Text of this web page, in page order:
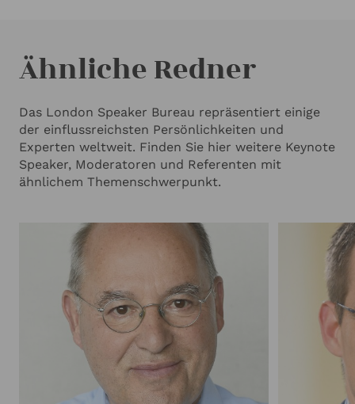
Ähnliche Redner
Das London Speaker Bureau repräsentiert einige
der einflussreichsten Persönlichkeiten und
Experten weltweit. Finden Sie hier weitere Keynote
Speaker, Moderatoren und Referenten mit
ähnlichem Themenschwerpunkt.